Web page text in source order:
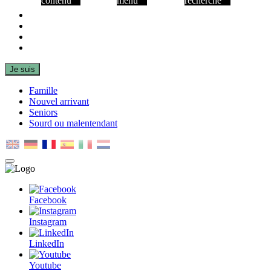
Je suis
Famille
Nouvel arrivant
Seniors
Sourd ou malentendant
MENU
PRINCIPAL
Facebook
Instagram
LinkedIn
Youtube